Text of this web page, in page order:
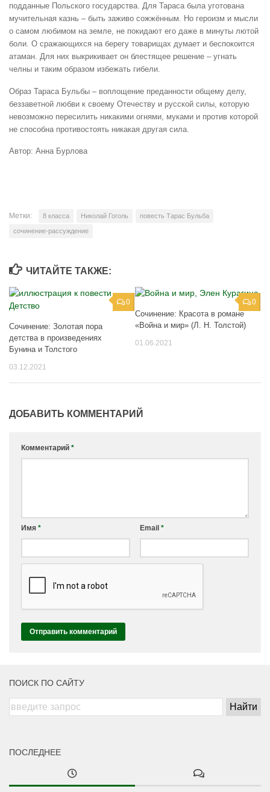
подданные Польского государства. Для Тараса была уготована
мучительная казнь – быть заживо сожжённым. Но героизм и мысли
о самом любимом на земле, не покидают его даже в минуты лютой
боли. О сражающихся на берегу товарищах думает и беспокоится
атаман. Для них выкрикивает он блестящее решение – угнать
челны и таким образом избежать гибели.
Образ Тараса Бульбы – воплощение преданности общему делу,
беззаветной любви к своему Отечеству и русской силы, которую
невозможно пересилить никакими огнями, муками и против которой
не способна противостоять никакая другая сила.
Автор: Анна Бурлова
Метки: 8 класса Николай Гоголь повесть Тарас Бульба
сочинение-рассуждение
ЧИТАЙТЕ ТАКЖЕ:
0
Сочинение: Золотая пора
детства в произведениях
Бунина и Толстого
03.12.2021
0
Сочинение: Красота в романе
«Война и мир» (Л. Н. Толстой)
01.06.2021
ДОБАВИТЬ КОММЕНТАРИЙ
Комментарий *
Имя * Email *
ПОИСК ПО САЙТУ
ПОСЛЕДНЕЕ